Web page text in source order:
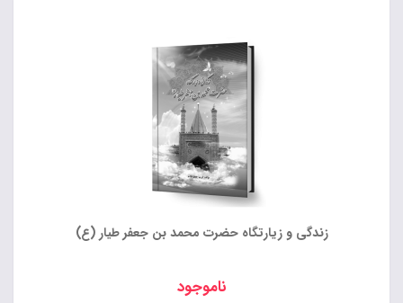
زندگی و زیارتگاه حضرت محمد بن جعفر طیار (ع)
ناموجود